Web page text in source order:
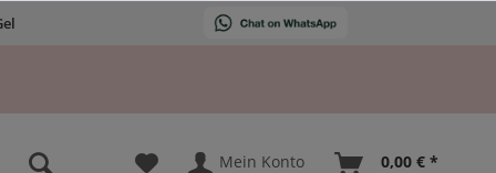
Mein Konto 0,00 € *